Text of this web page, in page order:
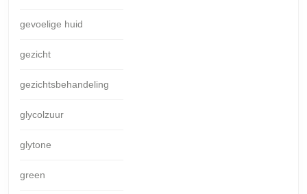
gevoelige huid
gezicht
gezichtsbehandeling
glycolzuur
glytone
green